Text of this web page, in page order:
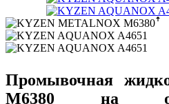
Промывочная
M6380 на